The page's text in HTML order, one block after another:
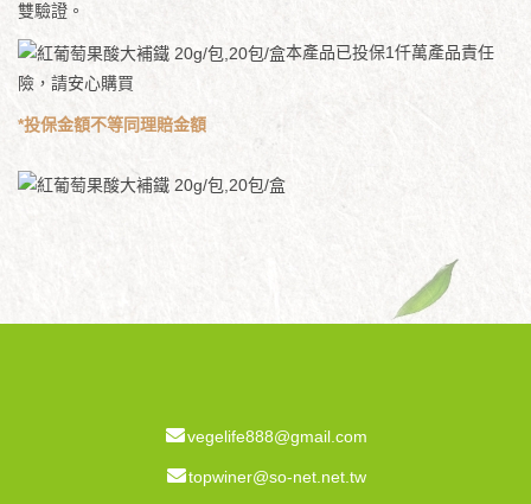
雙驗證。
本產品已投保1仟萬產品責任
險，請安心購買
*投保金額不等同理賠金額
vegelife888@gmail.com
topwiner@so-net.net.tw